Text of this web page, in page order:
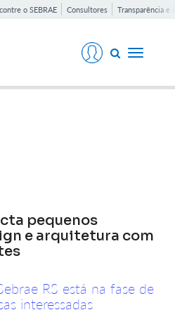
o SEBRAE Consultores Transparência e
Toggle
pequenos
e arquitetura com
RS está na fase de
interessadas